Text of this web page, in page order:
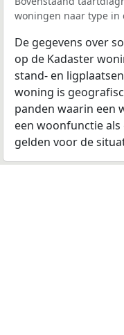
woningen naar type in
De gegevens over
op de Kadaster
stand- en
woning is
panden waarin een
een woonfunctie
gelden voor de